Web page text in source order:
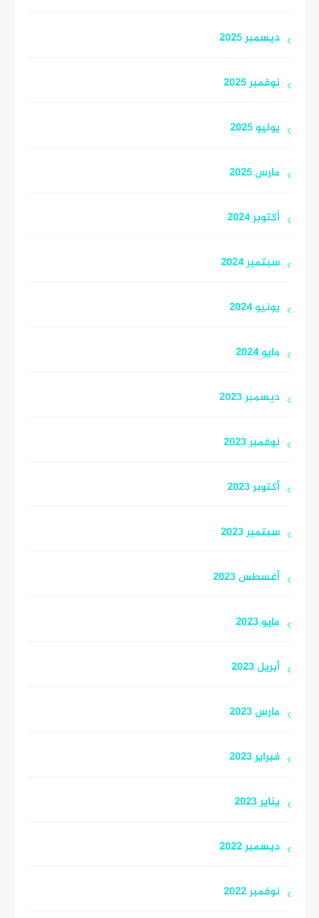
ديسمبر 2025
نوفمبر 2025
يوليو 2025
مارس 2025
أكتوبر 2024
سبتمبر 2024
يونيو 2024
مايو 2024
ديسمبر 2023
نوفمبر 2023
أكتوبر 2023
سبتمبر 2023
أغسطس 2023
مايو 2023
أبريل 2023
مارس 2023
فبراير 2023
يناير 2023
ديسمبر 2022
نوفمبر 2022